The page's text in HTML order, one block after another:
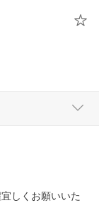
しくお願いいた